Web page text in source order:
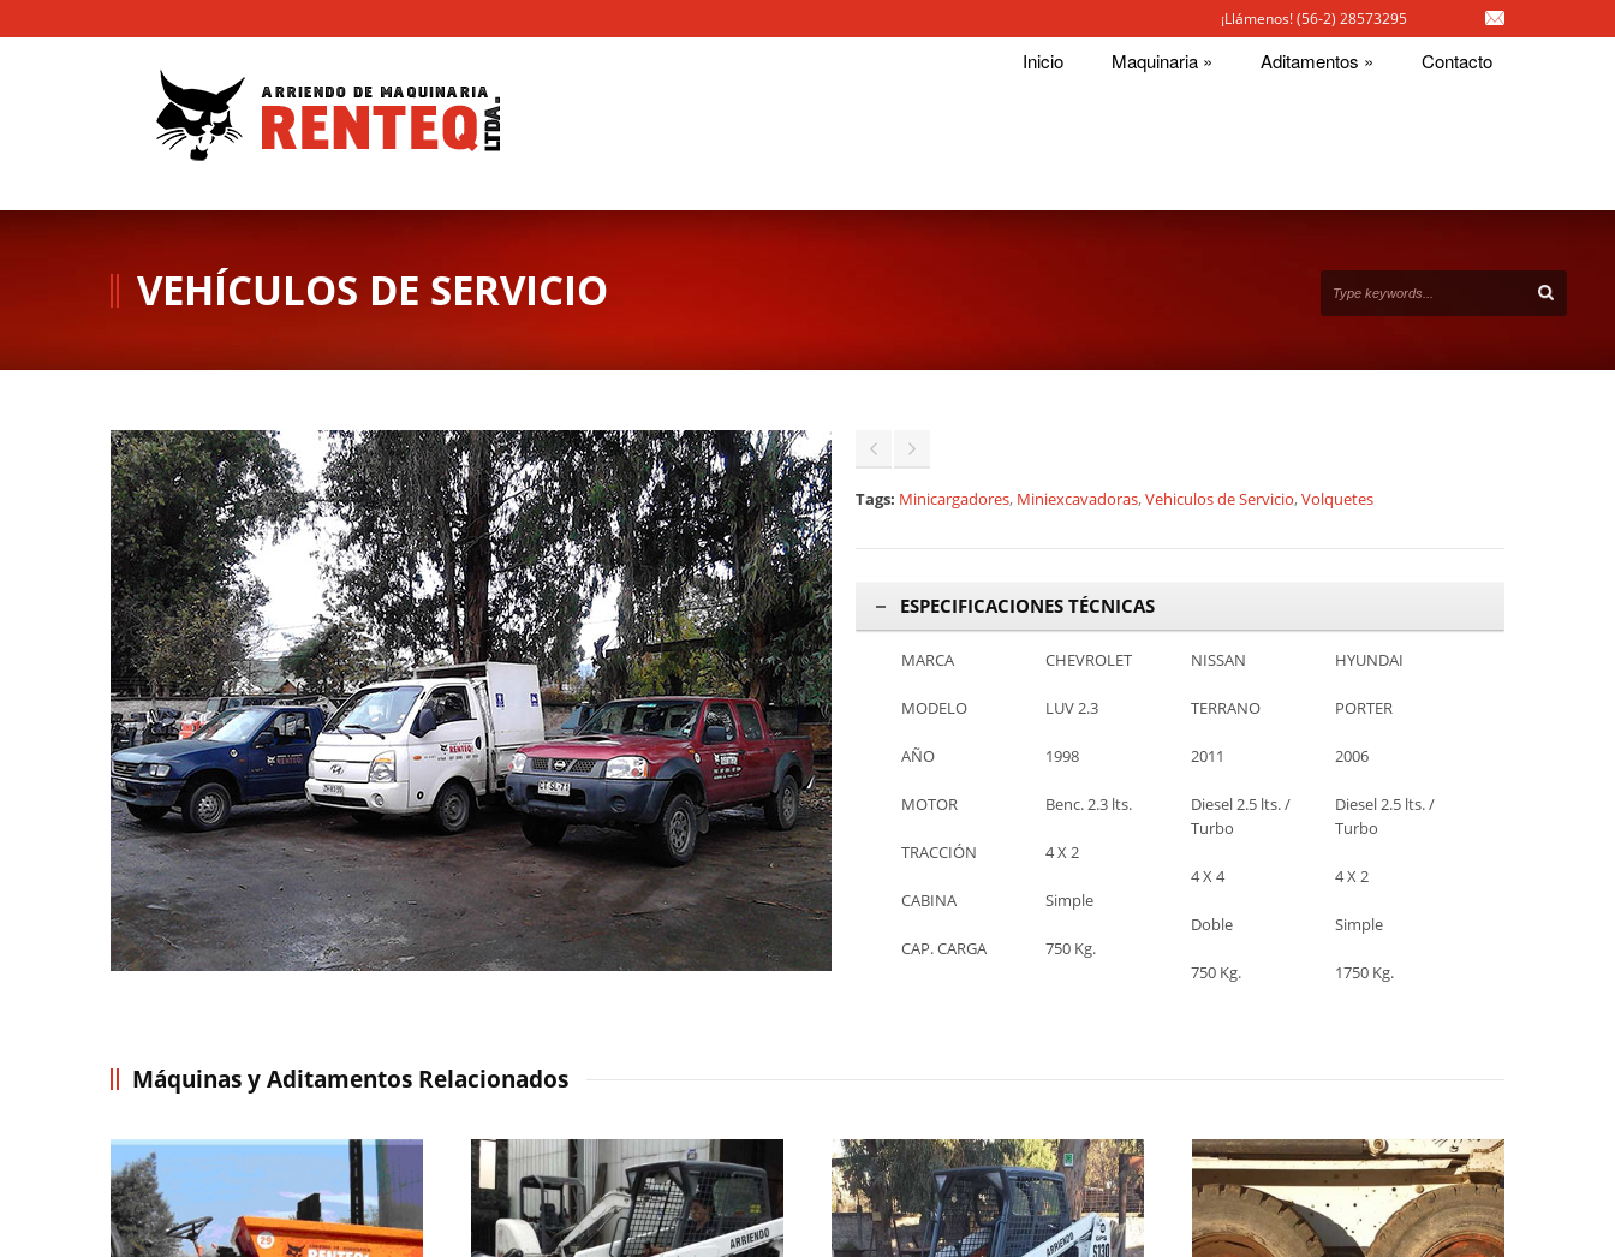
¡Llámenos! (56-2) 28573295
Inicio Maquinaria » Aditamentos » Contacto
VEHÍCULOS DE SERVICIO
Tags: Minicargadores, Miniexcavadoras,Vehiculos de Servicio,Volquetes
ESPECIFICACIONES TÉCNICAS
MARCA
MODELO
AÑO
MOTOR
TRACCIÓN
CABINA
CAP. CARGA
CHEVROLET
LUV 2.3
1998
Benc. 2.3 lts.
4 X 2
Simple
750 Kg.
NISSAN
TERRANO
2011
Diesel 2.5 lts. /
Turbo
4 X 4
Doble
750 Kg.
HYUNDAI
PORTER
2006
Diesel 2.5 lts. /
Turbo
4 X 2
Simple
1750 Kg.
Máquinas y Aditamentos Relacionados